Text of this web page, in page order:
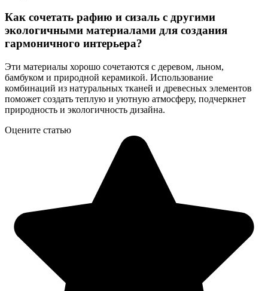
Как сочетать рафию и сизаль с другими
экологичными материалами для создания
гармоничного интерьера?
Эти материалы хорошо сочетаются с деревом, льном,
бамбуком и природной керамикой. Использование
комбинаций из натуральных тканей и древесных элементов
поможет создать теплую и уютную атмосферу, подчеркнет
природность и экологичность дизайна.
Оцените статью